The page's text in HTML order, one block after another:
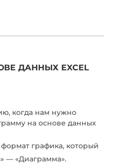
ДАННЫХ EXCEL
когда нам нужно
на основе данных
графика, который
— «Диаграмма».